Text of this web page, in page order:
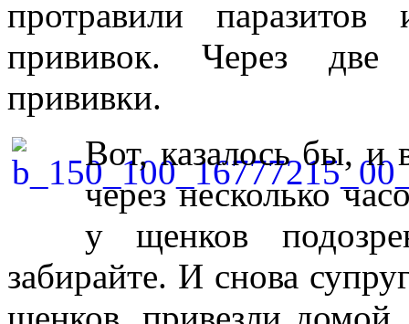
протравили
прививок. Через две
прививки.
Вот, казалось бы, и
через несколько
у щенков
забирайте. И снова